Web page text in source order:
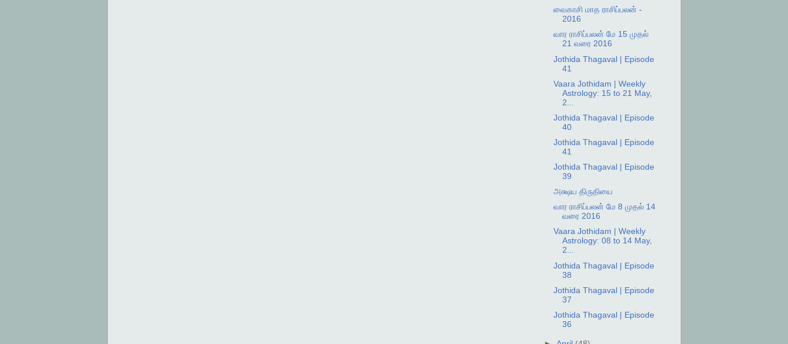
வைகாசி மாத ராசிப்பலன் -
2016
வார ராசிப்பலன் மே 15 முதல்
21 வரை 2016
Jothida Thagaval | Episode
41
Vaara Jothidam | Weekly
Astrology: 15 to 21 May,
2...
Jothida Thagaval | Episode
40
Jothida Thagaval | Episode
41
Jothida Thagaval | Episode
39
அக்ஷய திருதியை
வார ராசிப்பலன் மே 8 முதல் 14
வரை 2016
Vaara Jothidam | Weekly
Astrology: 08 to 14 May,
2...
Jothida Thagaval | Episode
38
Jothida Thagaval | Episode
37
Jothida Thagaval | Episode
36